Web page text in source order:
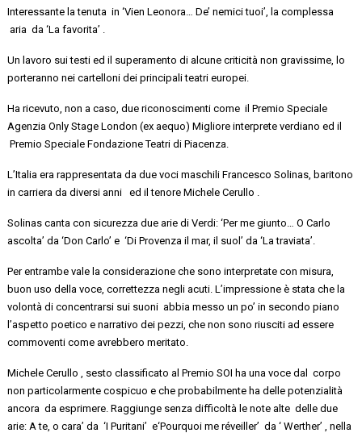
Interessante latenuta in ‘Vien Leonora… De’ nemici tuoi’, la complessa
aria da ‘La favorita’
Un lavoro sui testi ed il superamento di alcune criticità non gravissime, lo
porteranno nei cartelloni dei principali teatri europei.
Ha ricevuto, non a caso, due riconoscimenticome il Premio Speciale
AgenziaOnly Stage London (ex aequo) Migliore interprete verdiano ed il
Premio Speciale Fondazione Teatri di Piacenza.
L’Italia era rappresentata da due voci maschiliFrancesco Solinas baritono
in carriera da diversi anni ed il tenoreMicheleCerullo
Solinascanta con sicurezza due ariedi Verdi: ‘Per me giunto… O Carlo
ascolta’ da ‘Don Carlo’e‘Di Provenza il mar, il suol’ da ‘La traviata’
Per entrambe vale la considerazione che sono interpretate con misura,
buon uso della voce, correttezza negli acuti. L’impressione è stata che la
volontà di concentrarsi sui suoni abbia messoun po’ in secondo piano
l’aspetto poetico e narrativo dei pezzi, che non sono riuscitiad essere
commoventi come avrebbero meritato.
MicheleCerullo , sesto classificato al Premio SOI ha una voce dal corpo
non particolarmente cospicuo e che probabilmente ha delle potenzialità
ancora da esprimere. Raggiunge senza difficoltà le notealte delle due
arie: A te, o cara’ da ‘I Puritani’e‘Pourquoi meréveiller’ da ‘ Werther’
, nella